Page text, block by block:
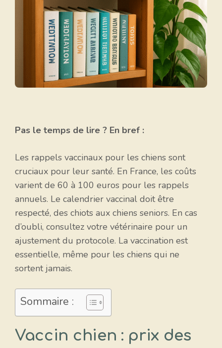
Pas le temps de lire ? En bref :
Les rappels vaccinaux pour les chiens sont
cruciaux pour leur santé. En France, les coûts
varient de 60 à 100 euros pour les rappels
annuels. Le calendrier vaccinal doit être
respecté, des chiots aux chiens seniors. En cas
d’oubli, consultez votre vétérinaire pour un
ajustement du protocole. La vaccination est
essentielle, même pour les chiens qui ne
sortent jamais.
Sommaire :
Vaccin chien : prix des